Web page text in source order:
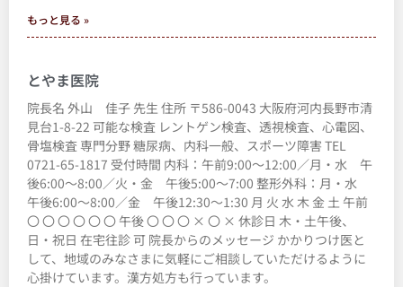
もっと見る »
とやま医院
院長名 外山 佳子 先生 住所 〒586-0043 大阪府河内長野市清
見台1-8-22 可能な検査 レントゲン検査、透視検査、心電図、
骨塩検査 専門分野 糖尿病、内科一般、スポーツ障害 TEL
0721-65-1817 受付時間 内科：午前9:00～12:00／月・水 午
後6:00～8:00／火・金 午後5:00～7:00 整形外科：月・水
午後6:00～8:00／金 午後12:30～1:30 月 火 水 木 金 土 午前
〇 〇 〇 〇 〇 〇 午後 〇 〇 〇 × 〇 × 休診日 木・土午後、
日・祝日 在宅往診 可 院長からのメッセージ かかりつけ医と
して、地域のみなさまに気軽にご相談していただけるように
心掛けています。漢方処方も行っています。